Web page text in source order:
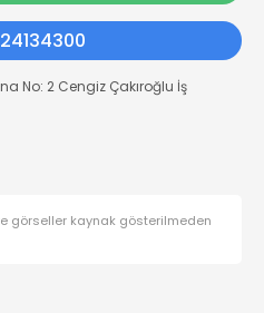
No: 2 Cengiz Çakıroğlu İş
görseller kaynak gösterilmeden